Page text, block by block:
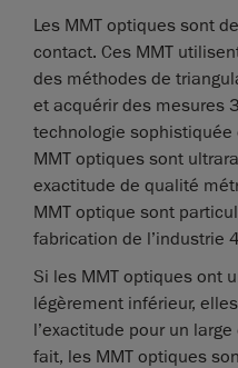
Les MMT optiques sont
contact. Ces MMT
des méthodes de
et acquérir des mesures
technologie sophistiquée
MMT optiques sont
exactitude de qualité
MMT optique sont
fabrication de l’industrie
Si les MMT optiques ont
légèrement inférieur,
l’exactitude pour un
fait, les MMT optiques